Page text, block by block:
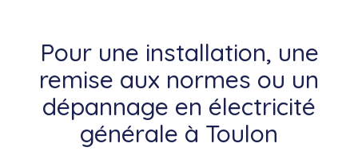
Pour une installation, une
remise aux normes ou un
dépannage en électricité
générale à Toulon